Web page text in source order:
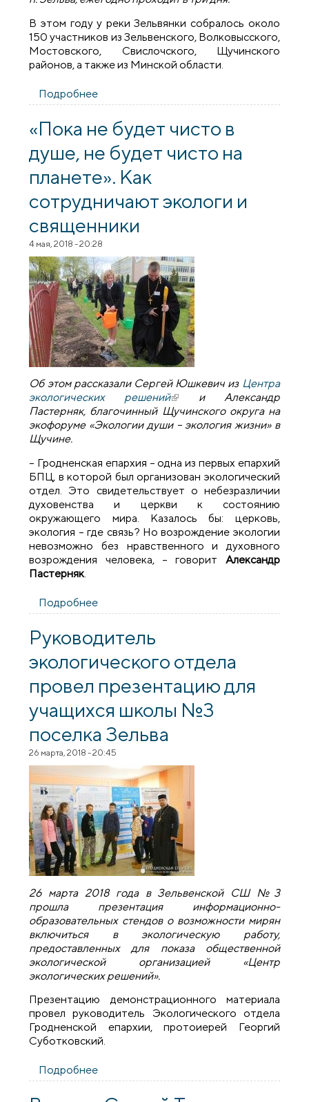
В этом году у реки Зельвянки собралось около
150 участников из Зельвенского, Волковысского,
Мостовского, Свислочского, Щучинского
районов, а также из Минской области.
Подробнее
«Православная молодежь за устойчивое
развитие»
«Пока не будет чисто в
душе, не будет чисто на
планете». Как
сотрудничают экологи и
священники
4 мая, 2018 - 20:28
Об этом рассказали Сергей Юшкевич из Центра
экологических решений(внешняя ссылка)
и Александр
Пастерняк, благочинный Щучинского округа на
экофоруме «Экологии души – экология жизни» в
Щучине.
– Гродненская епархия – одна из первых епархий
БПЦ, в которой был организован экологический
отдел. Это свидетельствует о небезразличии
духовенства и церкви к состоянию
окружающего мира. Казалось бы: церковь,
экология – где связь? Но возрождение экологии
невозможно без нравственного и духовного
возрождения человека, – говорит Александр
Пастерняк
Подробнее
чисто на планете». Как сотрудничают
Руководитель
экологического отдела
провел презентацию для
учащихся школы №3
поселка Зельва
26 марта, 2018 - 20:45
26 марта 2018 года в Зельвенской СШ №3
прошла презентация информационно-
образовательных стендов о возможности мирян
включиться в экологическую работу,
предоставленных для показа общественной
экологической организацией «Центр
экологических решений».
Презентацию демонстрационного материала
провел руководитель Экологического отдела
Гродненской епархии, протоиерей Георгий
Суботковский.
Подробнее
провел презентацию для учащихся
школы №3 поселка Зельва